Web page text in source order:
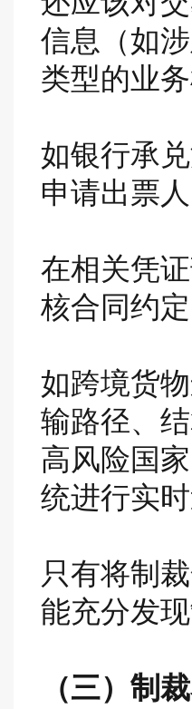
信息（如
类型的业
如银行承
申请出票
在相关凭
核合同约
如跨境货
输路径、
高风险国
统进行实
只有将制
能充分发
（三）制